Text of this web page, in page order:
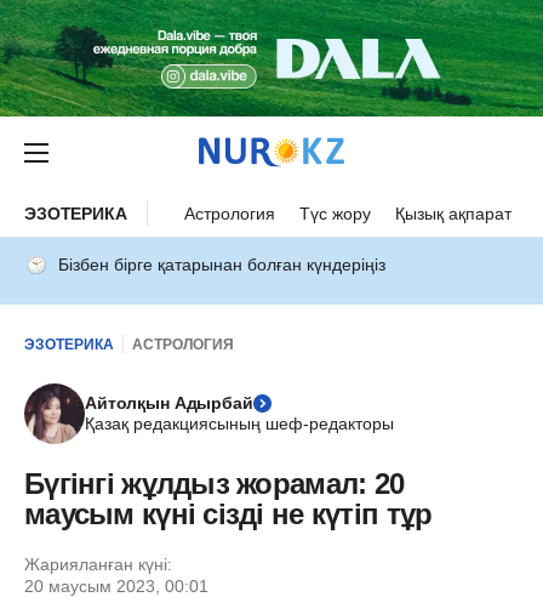
ЭЗОТЕРИКА Астрология Түс жору Қызық ақпарат
Бізбен бірге қатарынан болған күндеріңіз
ЭЗОТЕРИКА АСТРОЛОГИЯ
Айтолқын Адырбай
Қазақ редакциясының шеф-редакторы
Бүгінгі жұлдыз жорамал: 20
маусым күні сізді не күтіп тұр
Жарияланған күні:
20 маусым 2023, 00:01